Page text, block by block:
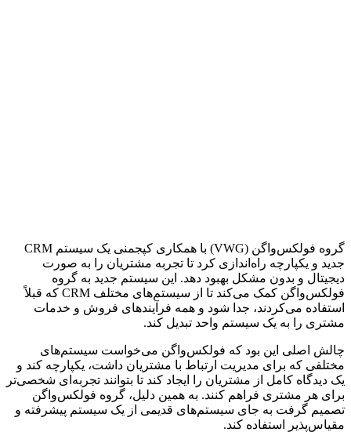
گروه فولکس‌واگن (VWG) با همکاری کپجمنی یک سیستم CRM
جدید و یکپارچه راه‌اندازی کرد تا تجربه مشتریان را به صورت
دیجیتال و بدون مشکل بهبود دهد. این سیستم جدید به گروه
فولکس‌واگن کمک می‌کند تا از سیستم‌های مختلف CRM که قبلاً
استفاده می‌کردند، جدا شود و همه فرآیندهای فروش و خدمات
مشتری را به یک سیستم واحد تبدیل کند.
چالش اصلی این بود که فولکس‌واگن می‌خواست سیستم‌های
مختلفی که برای مدیریت ارتباط با مشتریان داشت، یکپارچه کند و
یک دیدگاه کامل از مشتریان را ایجاد کند تا بتوانند تجربه‌ای شخصی‌تر
برای هر مشتری فراهم کنند. به همین دلیل، گروه فولکس‌واگن
تصمیم گرفت به جای سیستم‌های قدیمی از یک سیستم پیشرفته و
مقیاس‌پذیر استفاده کند.